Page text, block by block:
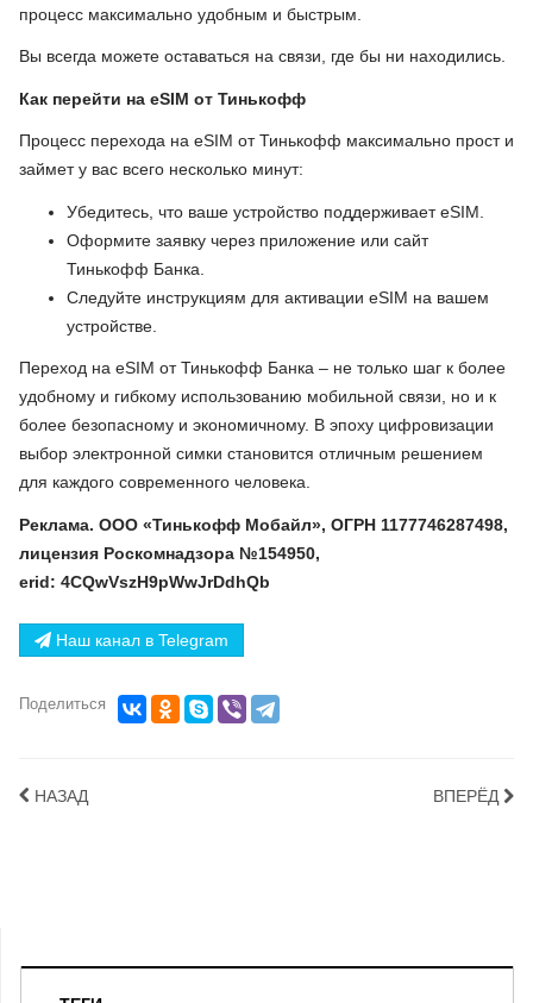
процесс максимально удобным и быстрым.
Вы всегда можете оставаться на связи, где бы ни находились.
Как перейти на eSIM от Тинькофф
Процесс перехода на eSIM от Тинькофф максимально прост и
займет у вас всего несколько минут:
Убедитесь, что ваше устройство поддерживает eSIM.
Оформите заявку через приложение или сайт
Тинькофф Банка.
Следуйте инструкциям для активации eSIM на вашем
устройстве.
Переход на eSIM от Тинькофф Банка – не только шаг к более
удобному и гибкому использованию мобильной связи, но и к
более безопасному и экономичному. В эпоху цифровизации
выбор электронной симки становится отличным решением
для каждого современного человека.
Реклама. ООО «Тинькофф Мобайл», ОГРН 1177746287498,
лицензия Роскомнадзора №154950,
erid: 4CQwVszH9pWwJrDdhQb
Наш канал в Telegram
Поделиться
НАЗАД ВПЕРЁД